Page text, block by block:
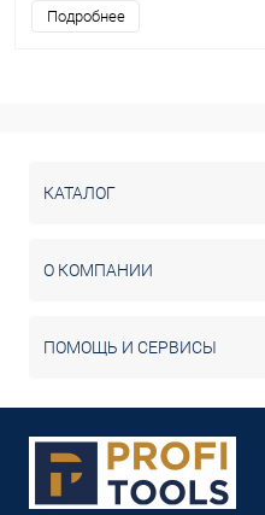
Подробнее
КАТАЛОГ
О КОМПАНИИ
ПОМОЩЬ И СЕРВИСЫ